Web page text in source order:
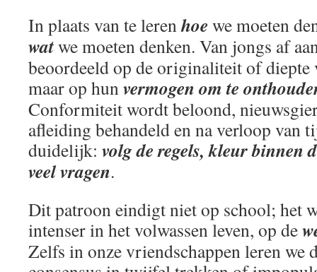
In plaats van te lerenhoe we moeten
watwe moeten denken. Van jongs af
beoordeeld op de originaliteit of diepte
maar op hunvermogen om te
Conformiteit wordt beloond,
afleiding behandeld en na verloop van
duidelijk: volg de regels, kleur binnen
veel vragen.
Dit patroon eindigt niet op school; het
intenser in het volwassen leven, op de
Zelfs in onze vriendschappen leren we